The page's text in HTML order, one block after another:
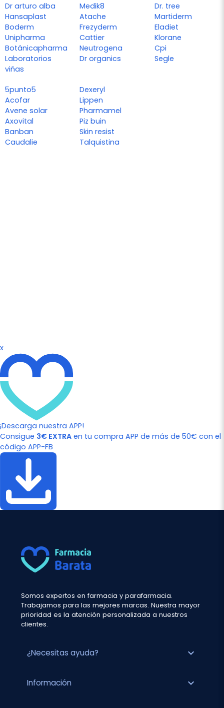
Dr arturo alba
Hansaplast
Boderm
Unipharma
Botánicapharma
Laboratorios
viñas
Medik8
Atache
Frezyderm
Cattier
Neutrogena
Dr organics
Dr. tree
Martiderm
Eladiet
Klorane
Cpi
Segle
5punto5
Acofar
Avene solar
Axovital
Banban
Caudalie
Dexeryl
Lippen
Pharmamel
Piz buin
Skin resist
Talquistina
x
¡Descarga nuestra APP!
Consigue 3€ EXTRA en tu compra APP de más de 50€ con el
código APP-FB
Somos expertos en farmacia y parafarmacia.
Trabajamos para las mejores marcas. Nuestra mayor
prioridad es la atención personalizada a nuestros
clientes.
¿Necesitas ayuda? expand_more
Información expand_more